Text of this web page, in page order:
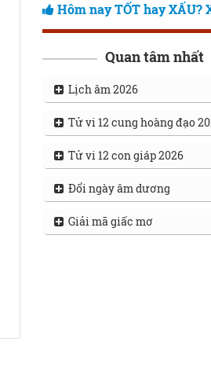
Hôm nay TỐT hay XẤU?
Quan tâm nhất
Lịch âm 2026
Tử vi 12 cung hoàng đạo
Tử vi 12 con giáp 2026
Đổi ngày âm dương
Giải mã giấc mơ